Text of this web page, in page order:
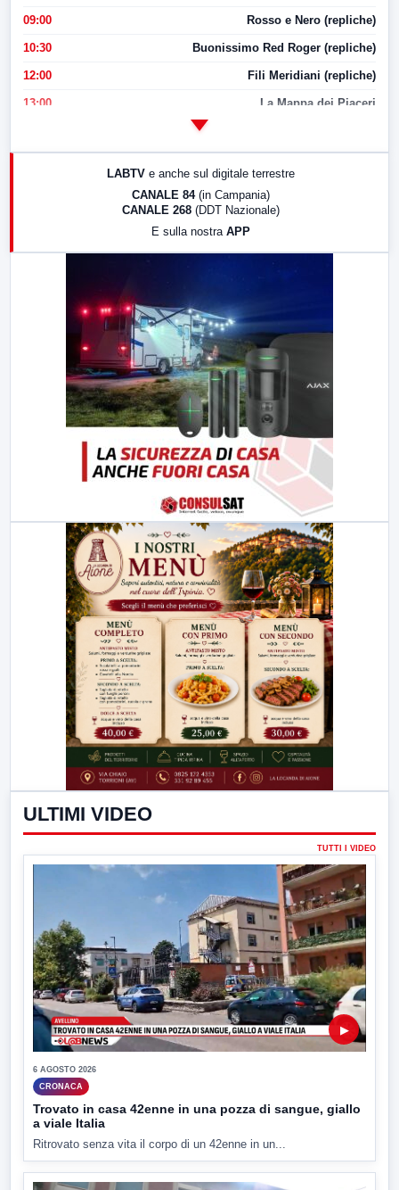
09:00 Rosso e Nero (repliche)
10:30 Buonissimo Red Roger (repliche)
12:00 Fili Meridiani (repliche)
13:00 La Mappa dei Piaceri
17:00 LabNews (replica)
LABTV e anche sul digitale terrestre
CANALE 84 (in Campania)
CANALE 268 (DDT Nazionale)
E sulla nostra APP
ULTIMI VIDEO
TUTTI I VIDEO
▶
6 AGOSTO 2026
CRONACA
Trovato in casa 42enne in una pozza di sangue, giallo
a viale Italia
Ritrovato senza vita il corpo di un 42enne in un...